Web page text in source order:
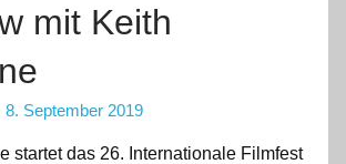
mit Keith
8. September 2019
startet das 26. Internationale Filmfest